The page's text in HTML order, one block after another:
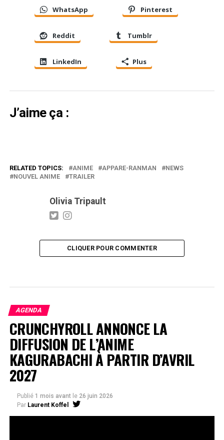
WhatsApp Pinterest
Reddit Tumblr
LinkedIn Plus
J’aime ça :
RELATED TOPICS: ANIME APPARE-RANMAN
NEWS
NOUVEL ANIME
TRAILER
Olivia Tripault
CLIQUER POUR COMMENTER
AGENDA
CRUNCHYROLL ANNONCE LA
DIFFUSION DE L’ANIME
KAGURABACHI À PARTIR D’AVRIL
2027
Publié 1 mois avant le 26 juin 2026
Par Laurent Koffel